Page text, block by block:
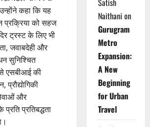
कहा कि यह
को सहज
ट्रस्ट के लिए भी
जवाबदेही और
सुनिश्चित
एसबीआई की
और
प्रतिबद्धता
Satish
Naithani on
Gurugram
Metro
Expansion:
A New
Beginning
for Urban
Travel